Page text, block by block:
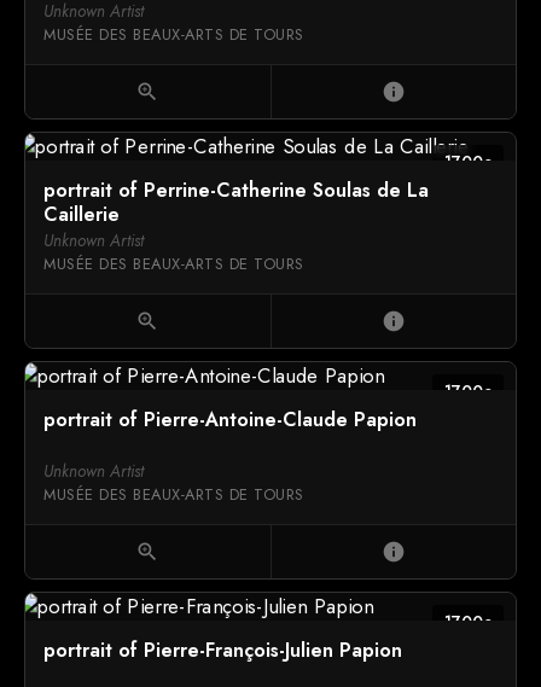
Unknown Artist
MUSÉE DES BEAUX-ARTS DE TOURS
zoom_in info
1700c
portrait of Perrine-Catherine Soulas de La
Caillerie
Unknown Artist
MUSÉE DES BEAUX-ARTS DE TOURS
zoom_in info
1700c
portrait of Pierre-Antoine-Claude Papion
Unknown Artist
MUSÉE DES BEAUX-ARTS DE TOURS
zoom_in info
1700c
portrait of Pierre-François-Julien Papion